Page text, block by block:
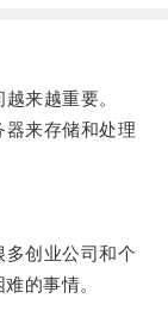
来越重要。
来存储和处理
创业公司和个
的事情。